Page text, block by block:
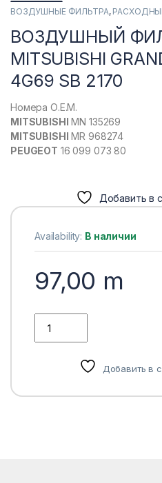
ВОЗДУШНЫЕ ФИЛЬТРА,
ВОЗДУШНЫЙ
MITSUBISHI
4G69 SB 2170
Номера О.Е.М.
MITSUBISHI MN 135269
MITSUBISHI MR 968274
PEUGEOT 16 099 073 80
Добавить в
Availability: В наличии
97,00 m
Добавить в